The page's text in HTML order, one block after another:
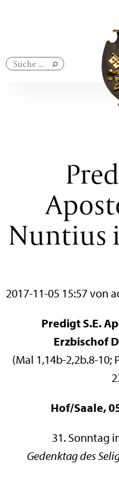
Nuntius
2017-11-05 15:57von
Predigt S.E.
Erzbischof
(Mal 1,14b-2,2b.8-10;
Hof/Saale,
31. Sonntag
Gedenktag des